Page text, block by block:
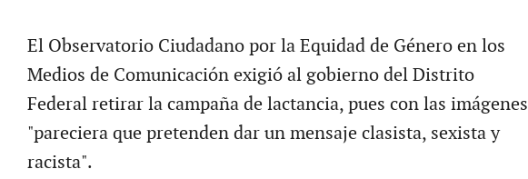
El Observatorio Ciudadano por la Equidad de Género en los
Medios de Comunicación exigió al gobierno del Distrito
Federal retirar la campaña de lactancia, pues con las imágenes
"pareciera que pretenden dar un mensaje clasista, sexista y
racista".